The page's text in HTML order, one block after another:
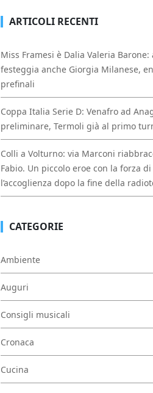
ARTICOLI RECENTI
Miss Framesi è Dalia Valeria
festeggia anche Giorgia Milanese,
prefinali
Coppa Italia Serie D: Venafro ad
preliminare, Termoli già al primo
Colli a Volturno: via Marconi
Fabio. Un piccolo eroe con la forza
l’accoglienza dopo la fine della
CATEGORIE
Ambiente
Auguri
Consigli musicali
Cronaca
Cucina